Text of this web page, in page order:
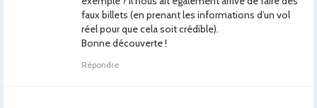
faux billets (en prenant les informations d’un vol
réel pour que cela soit crédible).
Bonne découverte !
Répondre